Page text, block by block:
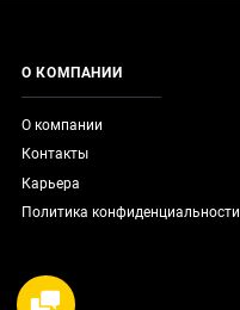
О КОМПАНИИ
О компании
Контакты
Карьера
Политика конфиденциальности